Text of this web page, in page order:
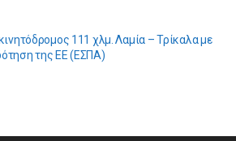
111 χλμ. Λαμία – Τρίκαλα με
της ΕE (ΕΣΠΑ)